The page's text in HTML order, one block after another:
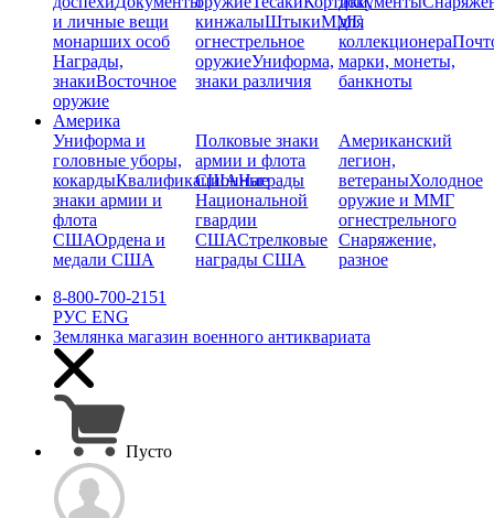
и личные вещи
монарших особ
Награды,
знакиВосточное
оружие
кинжалыШтыкиММГ,
огнестрельное
оружиеУниформа,
знаки различия
для
коллекционера
марки, монеты,
банкноты
Америка
Униформа и
головные уборы,
кокардыКвалификационные
знаки армии и
флота
СШАОрдена и
медали США
Полковые знаки
армии и флота
СШАНаграды
Национальной
гвардии
СШАСтрелковые
награды США
Американский
легион,
ветераныХолодное
оружие и ММГ
огнестрельного
Снаряжение,
разное
8-800-700-2151
РУС ENG
Землянка магазин военного антиквариата
Пусто